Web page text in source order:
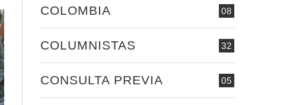
08
COLOMBIA
32
COLUMNISTAS
05
CONSULTA PREVIA